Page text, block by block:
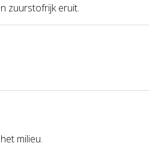
zuurstofrijk eruit.
milieu.